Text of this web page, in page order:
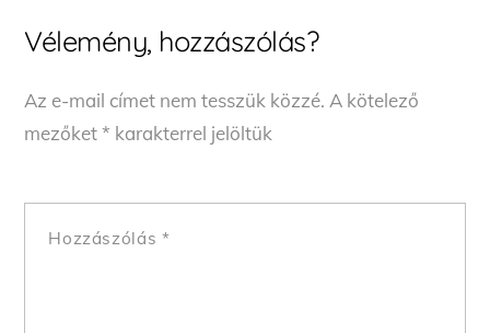
Vélemény, hozzászólás?
Az e-mail címet nem tesszük közzé. A kötelező
mezőket* karakterrel jelöltük
Hozzászólás *